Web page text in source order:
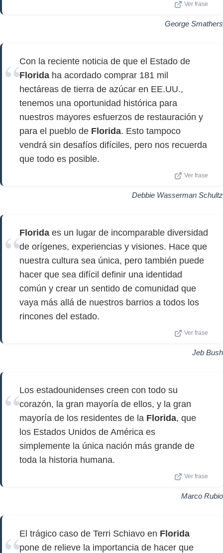
Ver frase
George Smathers
Con la reciente noticia de que el Estado de
Florida ha acordado comprar 181 mil
hectáreas de tierra de azúcar en EE.UU.,
tenemos una oportunidad histórica para
nuestros mayores esfuerzos de restauración y
para el pueblo de Florida. Esto tampoco
vendrá sin desafíos difíciles, pero nos recuerda
que todo es posible.
Ver frase
Debbie Wasserman Schultz
Florida es un lugar de incomparable diversidad
de orígenes, experiencias y visiones. Hace que
nuestra cultura sea única, pero también puede
hacer que sea difícil definir una identidad
común y crear un sentido de comunidad que
vaya más allá de nuestros barrios a todos los
rincones del estado.
Ver frase
Jeb Bush
Los estadounidenses creen con todo su
corazón, la gran mayoría de ellos, y la gran
mayoría de los residentes de la Florida, que
los Estados Unidos de América es
simplemente la única nación más grande de
toda la historia humana.
Ver frase
Marco Rubio
El trágico caso de Terri Schiavo en Florida
pone de relieve la importancia de hacer que